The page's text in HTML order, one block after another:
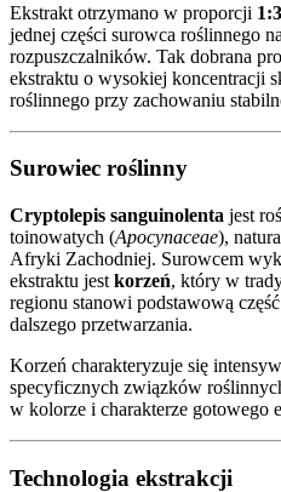
Ekstrakt otrzymano w proporcji 1:3
jednej części surowca roślinnego
rozpuszczalników. Tak dobrana
ekstraktu o wysokiej koncentracji
roślinnego przy zachowaniu
Surowiec roślinny
Cryptolepis sanguinolenta jest
toinowatych (Apocynaceae),
Afryki Zachodniej. Surowcem
ekstraktu jest korzeń, który w
regionu stanowi podstawową
dalszego przetwarzania.
Korzeń charakteryzuje się
specyficznych związków
w kolorze i charakterze gotowego
Technologia ekstrakcji